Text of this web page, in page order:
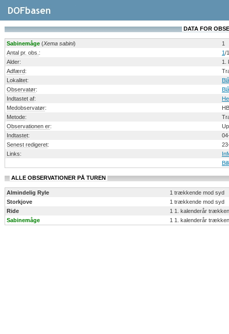
DATA FOR
Sabinemåge (Xema sabini)
1
Antal pr. obs. : 1/
Alder:
1.
Adfærd:
Lokalitet:
Observatør:
Indtastet af:
Medobservatør:
Metode:
Observationen er:
Indtastet:
Senest redigeret:
Links:
ALLE OBSERVATIONER PÅ TUREN
Almindelig Ryle
1 trækkende mod syd
Storkjove
1 trækkende mod syd
Ride
1 1. kalenderår
Sabinemåge
1 1. kalenderår